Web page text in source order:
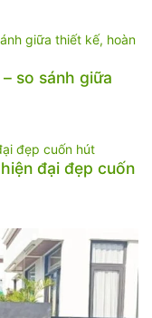
so sánh giữa
đại đẹp cuốn